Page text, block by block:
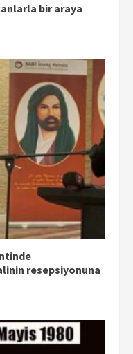
bir araya
resepsiyonuna